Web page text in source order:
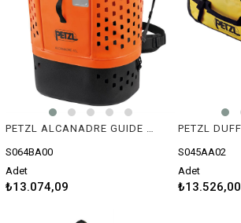
S064BA00
Adet
₺13.074,09
S045AA02
Adet
₺13.526,00